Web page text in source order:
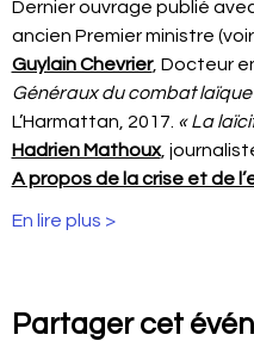
Dernier ouvrage publié
ancien Premier ministre
Guylain Chevrier, Docteur
Généraux du combat laïque
L’Harmattan, 2017. « La
Hadrien Mathoux,
A propos de la crise et de
En lire plus >
Partager cet